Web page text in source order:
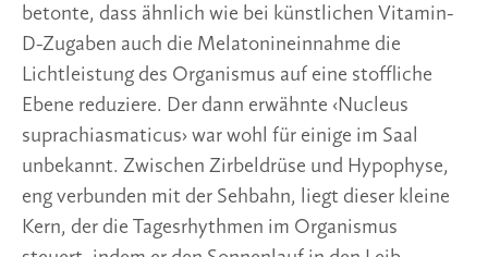
betonte, dass ähnlich wie bei künstlichen Vitamin-
D-Zugaben auch die Melatonineinnahme die
Lichtleistung des Organismus auf eine stoffliche
Ebene reduziere. Der dann erwähnte ‹Nucleus
suprachiasmaticus› war wohl für einige im Saal
unbekannt. Zwischen Zirbeldrüse und Hypophyse,
eng verbunden mit der Sehbahn, liegt dieser kleine
Kern, der die Tagesrhythmen im Organismus